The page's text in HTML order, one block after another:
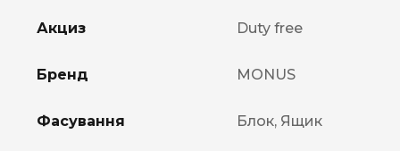
Акциз Duty free
Бренд MONUS
Фасування Блок, Ящик